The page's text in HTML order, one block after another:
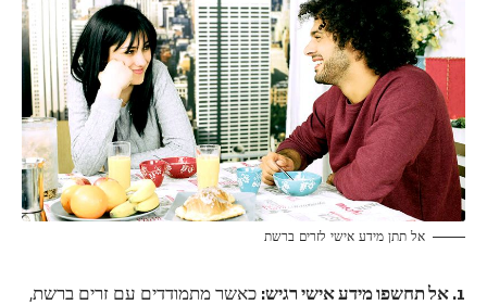
אל תתן מידע אישי לזרים ברשת
1. אל תחשפו מידע אישי רגיש:
כאשר מתמודדים עם זרים ברשת,